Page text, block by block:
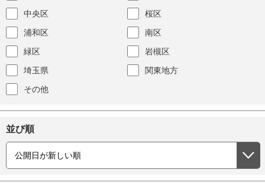
中央区
桜区
浦和区
南区
緑区
岩槻区
埼玉県
関東地方
その他
並び順